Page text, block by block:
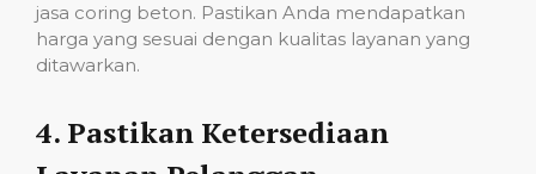
jasa coring beton. Pastikan Anda mendapatkan
harga yang sesuai dengan kualitas layanan yang
ditawarkan.
4. Pastikan Ketersediaan